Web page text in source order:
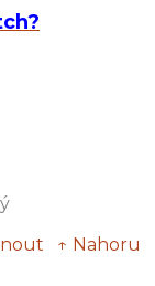
↑ Nahoru